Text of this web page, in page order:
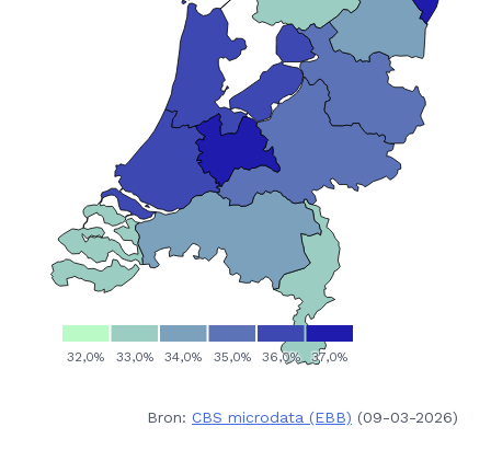
Bron: CBS microdata (EBB) (09-03-2026)